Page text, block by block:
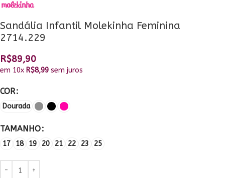
Sandália Infantil Molekinha Feminina
2714.229
R$89,90
em 10x R$8,99 sem juros
COR
Dourada
TAMANHO
17 18 19 20 21 22 23 25